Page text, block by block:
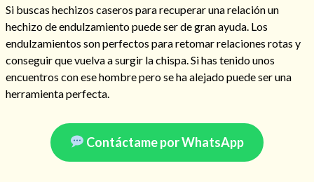
Hechizo de alejamiento
Tu consulta al tarot
Alejamiento
(208)
(145)
Si buscas hechizos caseros para recuperar una relación un
hechizo de endulzamiento puede ser de gran ayuda. Los
endulzamientos son perfectos para retomar relaciones rotas y
conseguir que vuelva a surgir la chispa. Si has tenido unos
encuentros con ese hombre pero se ha alejado puede ser una
herramienta perfecta.
Contáctame por WhatsApp